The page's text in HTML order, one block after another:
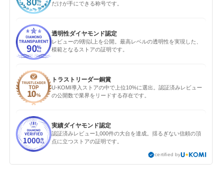
だけが手にできる称号です。
透明性ダイヤモンド認定
レビューの9割以上を公開。最高レベルの透明性を実現した、
模範となるストアの証明です。
トラストリーダー銅賞
U-KOMI導入ストアの中で上位10%に選出。認証済みレビュー
の公開数で業界をリードする存在です。
実績ダイヤモンド認定
認証済みレビュー1,000件の大台を達成。揺るぎない信頼の頂
点に立つストアの証明です。
certified by